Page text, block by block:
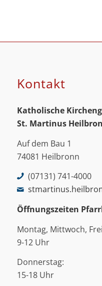
Kontakt
Katholische
St. Martinus
Auf dem Bau 1
74081 Heilbronn
(07131) 741-4000
Öffnungszeiten
Montag, Mittwoch,
9-12 Uhr
Donnerstag:
15-18 Uhr